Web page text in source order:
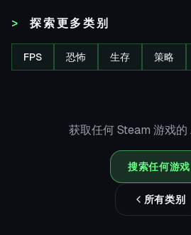
探索更多类别
FPS 恐怖 生存 策略
获取任何 Steam 游戏的
搜索任何游戏
所有类别